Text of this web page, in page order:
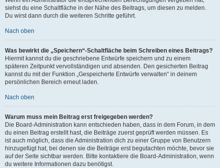
siehst du eine Schaltfläche in der Nähe des Beitrags, um diesen zu melden.
Du wirst dann durch die weiteren Schritte geführt.
Nach oben
Was bewirkt die „Speichern“-Schaltfläche beim Schreiben eines Beitrags?
Hiermit kannst du die geschriebene Entwürfe speichern und zu einem
späteren Zeitpunkt vervollständigen und absenden. Den gesicherten Beitrag
kannst du mit der Funktion „Gespeicherte Entwürfe verwalten“ in deinem
persönlichen Bereich erneut laden.
Nach oben
Warum muss mein Beitrag erst freigegeben werden?
Die Board-Administration kann entschieden haben, dass in dem Forum, in dem
du einen Beitrag erstellt hast, die Beiträge zuerst geprüft werden müssen. Es
ist auch möglich, dass die Administration dich zu einer Gruppe von Benutzern
hinzugefügt hat, bei denen sie die Beiträge erst begutachten möchte, bevor sie
auf der Seite sichtbar werden. Bitte kontaktiere die Board-Administration, wenn
du weitere Informationen dazu benötigst.